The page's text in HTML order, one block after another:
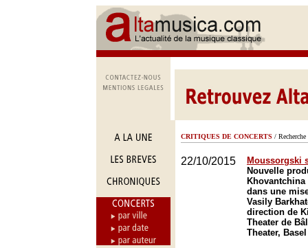
CRITIQUES DE CONCERTS / Recherche
22/10/2015
Moussorgski
Nouvelle
dans une
Vasily
direction de
Theater de
Theater, Basel